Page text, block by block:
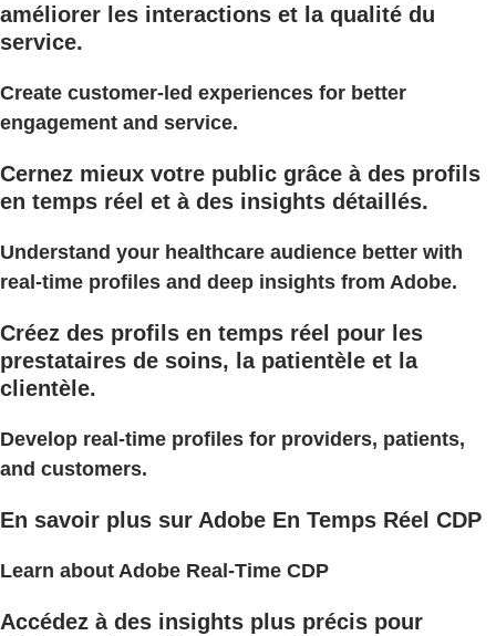
améliorer les interactions et la qualité du
service.
Create customer-led experiences for better
engagement and service.
Cernez mieux votre public grâce à des profils
en temps réel et à des insights détaillés.
Understand your healthcare audience better with
real-time profiles and deep insights from Adobe.
Créez des profils en temps réel pour les
prestataires de soins, la patientèle et la
clientèle.
Develop real-time profiles for providers, patients,
and customers.
En savoir plus sur Adobe En Temps Réel CDP
Learn about Adobe Real-Time CDP
Accédez à des insights plus précis pour